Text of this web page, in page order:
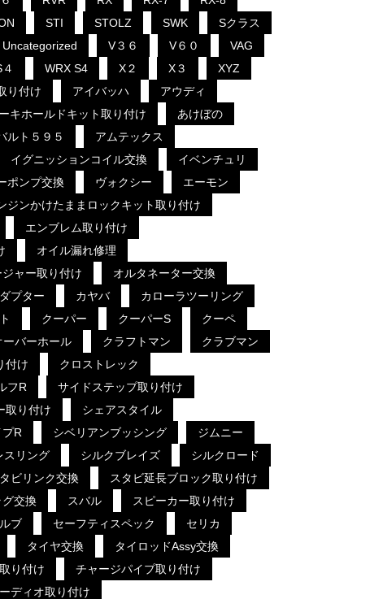
STI STOLZ SWK
Sクラス
Uncategorized V３６ V６０
VAG
WRX S4 X２ X３
XYZ
り付け アイバッハ
アウディ
キホールドキット取り付け
あけぼの
ルト５９５
アムテックス
イグニッションコイル交換
イベンチュリ
ポンプ交換 ヴォクシー
エーモン
ジンかけたままロックキット取り付け
エンブレム取り付け
オイル漏れ修理
ャー取り付け
オルタネーター交換
プター カヤバ
カローラツーリング
クーパー クーパーS
クーペ
ーバーホール クラフトマン
クラブマン
付け
クロストレック
フR
サイドステップ取り付け
取り付け
シェアスタイル
R シベリアンブッシング
ジムニー
スリング シルクブレイズ
シルクロード
ビリンク交換
スタビ延長ブロック取り付け
グ交換 スバル
スピーカー取り付け
ブ セーフティスペック
セリカ
タイヤ交換
タイロッドAssy交換
り付け
チャージパイプ取り付け
ディオ取り付け